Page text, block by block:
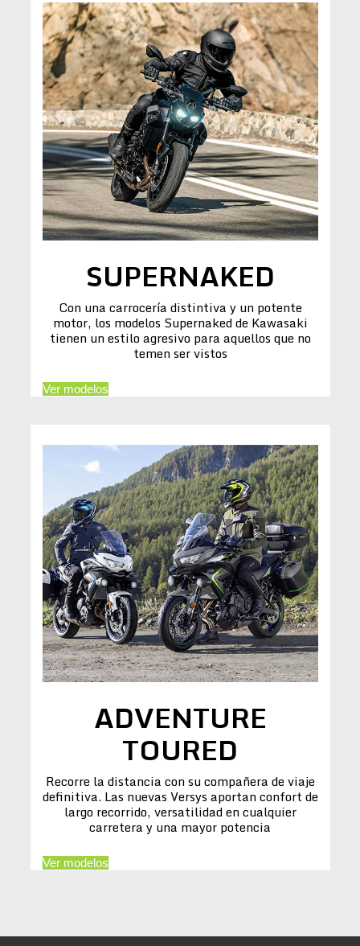
SUPERNAKED
Con una carrocería distintiva y un potente
motor, los modelos Supernaked de Kawasaki
tienen un estilo agresivo para aquellos que no
temen ser vistos
Ver modelos
ADVENTURE
TOURED
Recorre la distancia con su compañera de viaje
definitiva. Las nuevas Versys aportan confort de
largo recorrido, versatilidad en cualquier
carretera y una mayor potencia
Ver modelos